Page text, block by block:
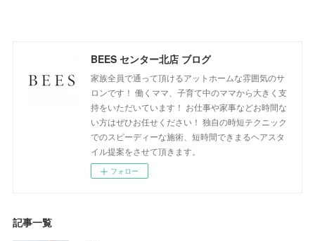
BEES センター北店 ブログ
家族全員で通って頂けるアットホームな雰囲気のサ
ロンです！ 働くママ、子育て中のママから大きく支
持をいただいています！ お仕事や家事などお時間な
い方はぜひお任せください！ 独自の時短テクニック
でのスピーディーな施術、短時間できまるヘアスタ
イル提案をさせて頂きます。
フォロー
記事一覧